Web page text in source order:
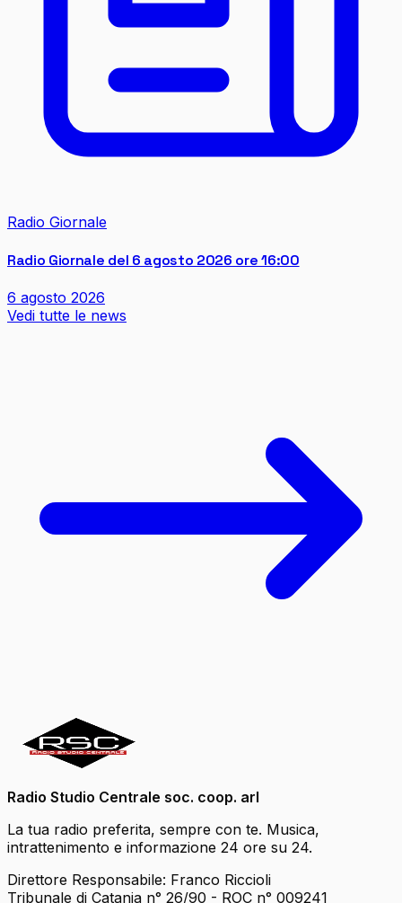
Radio Giornale
Radio Giornale del 6 agosto 2026 ore 16:00
6 agosto 2026
Vedi tutte le news
Radio Studio Centrale soc. coop. arl
La tua radio preferita, sempre con te. Musica,
intrattenimento e informazione 24 ore su 24.
Direttore Responsabile: Franco Riccioli
Tribunale di Catania n° 26/90 - ROC n° 009241